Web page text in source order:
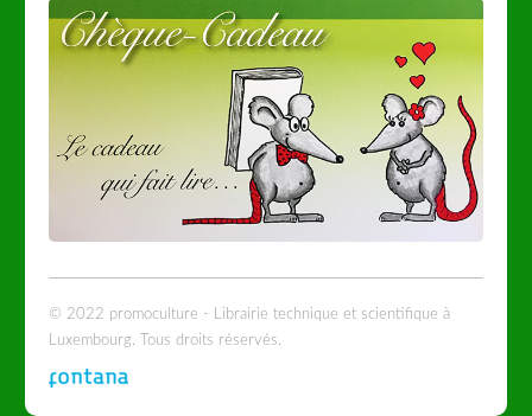
© 2022 promoculture - Librairie technique et scientifique à
Luxembourg. Tous droits réservés.